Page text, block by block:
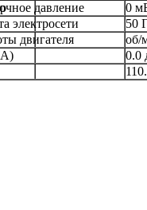
давление
0
электросети
50
двигателя
об/
0.0